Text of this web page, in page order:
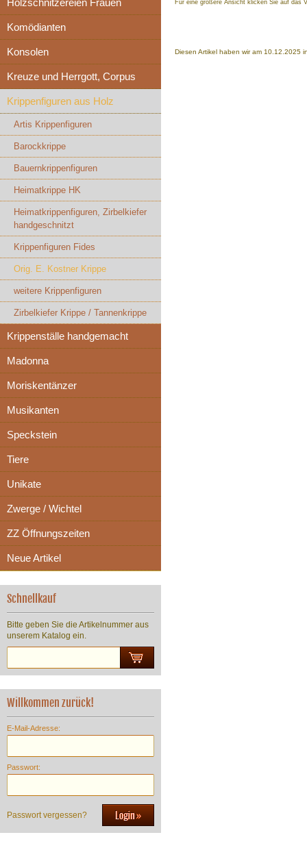
Holzschnitzereien Frauen
Komödianten
Konsolen
Kreuze und Herrgott, Corpus
Krippenfiguren aus Holz
Artis Krippenfiguren
Barockkrippe
Bauernkrippenfiguren
Heimatkrippe HK
Heimatkrippenfiguren, Zirbelkiefer
handgeschnitzt
Krippenfiguren Fides
Orig. E. Kostner Krippe
weitere Krippenfiguren
Zirbelkiefer Krippe / Tannenkrippe
Krippenställe handgemacht
Madonna
Moriskentänzer
Musikanten
Speckstein
Tiere
Unikate
Zwerge / Wichtel
ZZ Öffnungszeiten
Neue Artikel
Schnellkauf
Bitte geben Sie die Artikelnummer aus
unserem Katalog ein.
Willkommen zurück!
E-Mail-Adresse:
Passwort:
Passwort vergessen?
Für eine größere Ansicht klicken Sie auf das
Diesen Artikel haben wir am 10.12.2025